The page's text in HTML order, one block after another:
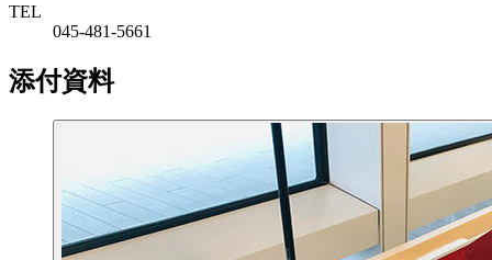
TEL
045-481-5661
添付資料